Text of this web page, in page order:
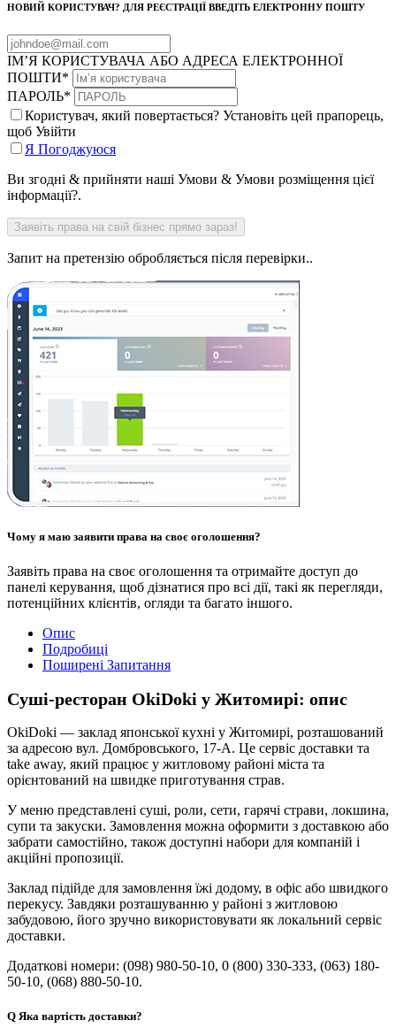
НОВИЙ КОРИСТУВАЧ? ДЛЯ РЕЄСТРАЦІЇ ВВЕДІТЬ ЕЛЕКТРОННУ ПОШТУ
ІМ’Я КОРИСТУВАЧА АБО АДРЕСА ЕЛЕКТРОННОЇ
ПОШТИ*
ПАРОЛЬ*
Користувач, який повертається? Установіть цей прапорець,
щоб Увійти
Я Погоджуюся
Ви згодні & прийняти наші Умови & Умови розміщення цієї
інформації?.
Запит на претензію обробляється після перевірки..
Чому я маю заявити права на своє оголошення?
Заявіть права на своє оголошення та отримайте доступ до
панелі керування, щоб дізнатися про всі дії, такі як перегляди,
потенційних клієнтів, огляди та багато іншого.
Опис
Подробиці
Поширені Запитання
Суші-ресторан OkiDoki у Житомирі: опис
OkiDoki — заклад японської кухні у Житомирі, розташований
за адресою вул. Домбровського, 17-А. Це сервіс доставки та
take away, який працює у житловому районі міста та
орієнтований на швидке приготування страв.
У меню представлені суші, роли, сети, гарячі страви, локшина,
супи та закуски. Замовлення можна оформити з доставкою або
забрати самостійно, також доступні набори для компаній і
акційні пропозиції.
Заклад підійде для замовлення їжі додому, в офіс або швидкого
перекусу. Завдяки розташуванню у районі з житловою
забудовою, його зручно використовувати як локальний сервіс
доставки.
Додаткові номери: (098) 980-50-10, 0 (800) 330-333, (063) 180-
50-10, (068) 880-50-10.
Q Яка вартість доставки?